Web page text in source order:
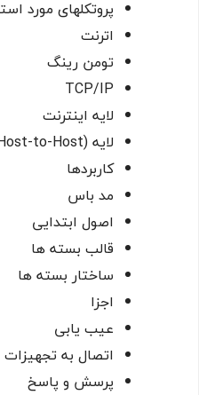
پروتکلهای مورد
اترنت
تومن رینگ
TCP/IP
لایه اینترنت
لایهto-Host)
کاربردها
مد باس
اصول ابتدایی
قالب بسته ها
ساختار بسته ها
اجزا
عیب یابی
اتصال به
پرسش و پاسخ